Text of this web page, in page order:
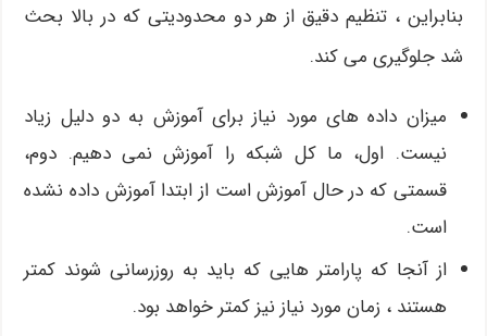
بنابراین ، تنظیم دقیق از هر دو محدودیتی که در بالا بحث
شد جلوگیری می کند.
میزان داده های مورد نیاز برای آموزش به دو دلیل زیاد
نیست. اول، ما کل شبکه را آموزش نمی دهیم. دوم،
قسمتی که در حال آموزش است از ابتدا آموزش داده نشده
است.
از آنجا که پارامتر هایی که باید به روزرسانی شوند کمتر
هستند ، زمان مورد نیاز نیز کمتر خواهد بود.